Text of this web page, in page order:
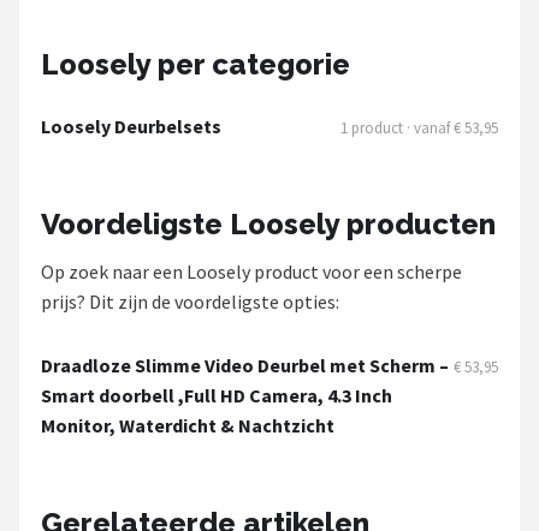
Hikvision
TP-Link
Smartwares
ieGeek
Alle merken →
Loosely per categorie
Loosely Deurbelsets 1 product · vanaf € 53,95
Voordeligste Loosely producten
Op zoek naar een Loosely product voor een scherpe
prijs? Dit zijn de voordeligste opties:
Draadloze Slimme Video Deurbel met Scherm –
Smart doorbell ,Full HD Camera, 4.3 Inch
Monitor, Waterdicht & Nachtzicht
€ 53,95
Gerelateerde artikelen